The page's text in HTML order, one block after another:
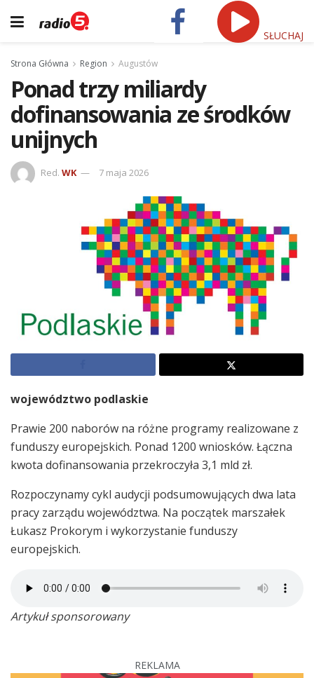
SŁUCHAJ
Strona Główna Region Augustów
Ponad trzy miliardy
dofinansowania ze środków
unijnych
Red. WK 7 maja 2026
województwo podlaskie
Prawie 200 naborów na różne programy realizowane z
funduszy europejskich. Ponad 1200 wniosków. Łączna
kwota dofinansowania przekroczyła 3,1 mld zł.
Rozpoczynamy cykl audycji podsumowujących dwa lata
pracy zarządu województwa. Na początek marszałek
Łukasz Prokorym i wykorzystanie funduszy
europejskich.
Artykuł sponsorowany
REKLAMA